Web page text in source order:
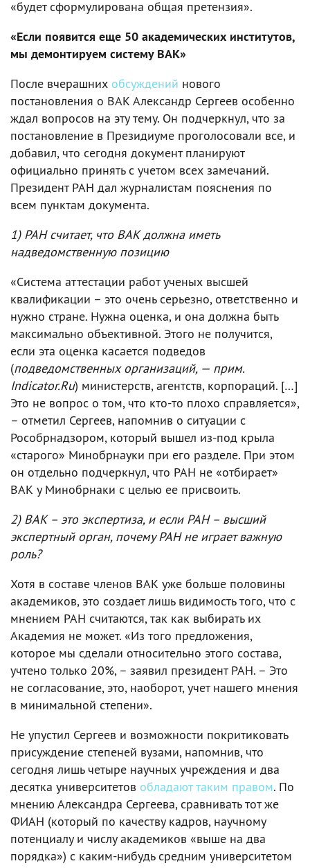
«будет сформулирована общая претензия».
«Если появится еще 50 академических институтов,
мы демонтируем систему ВАК»
После вчерашних обсуждений нового
постановления о ВАК Александр Сергеев особенно
ждал вопросов на эту тему. Он подчеркнул, что за
постановление в Президиуме проголосовали все, и
добавил, что сегодня документ планируют
официально принять с учетом всех замечаний.
Президент РАН дал журналистам пояснения по
всем пунктам документа.
1) РАН считает, что ВАК должна иметь
надведомственную позицию
«Система аттестации работ ученых высшей
квалификации – это очень серьезно, ответственно и
нужно стране. Нужна оценка, и она должна быть
максимально объективной. Этого не получится,
если эта оценка касается подведов
(подведомственных организаций, — прим.
Indicator.Ru) министерств, агентств, корпораций. […]
Это не вопрос о том, что кто-то плохо справляется»,
– отметил Сергеев, напомнив о ситуации с
Рособрнадзором, который вышел из-под крыла
«старого» Минобрнауки при его разделе. При этом
он отдельно подчеркнул, что РАН не «отбирает»
ВАК у Минобрнаки с целью ее присвоить.
2) ВАК – это экспертиза, и если РАН – высший
экспертный орган, почему РАН не играет важную
роль?
Хотя в составе членов ВАК уже больше половины
академиков, это создает лишь видимость того, что с
мнением РАН считаются, так как выбирать их
Академия не может. «Из того предложения,
которое мы сделали относительно этого состава,
учтено только 20%, – заявил президент РАН. – Это
не согласование, это, наоборот, учет нашего мнения
в минимальной степени».
Не упустил Сергеев и возможности покритиковать
присуждение степеней вузами, напомнив, что
сегодня лишь четыре научных учреждения и два
десятка университетов обладают таким правом. По
мнению Александра Сергеева, сравнивать тот же
ФИАН (который по качеству кадров, научному
потенциалу и числу академиков «выше на два
порядка») с каким-нибудь средним университетом